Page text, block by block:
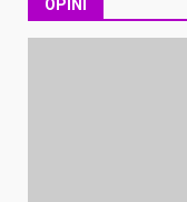
OPINI